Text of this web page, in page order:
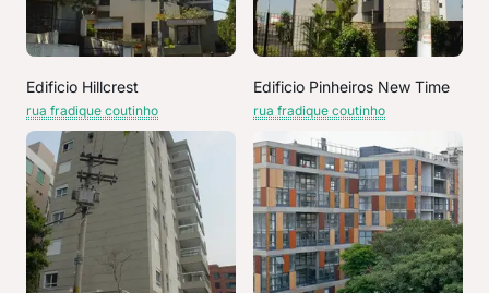
Edificio Hillcrest
rua fradique coutinho
Edificio Pinheiros New Time
rua fradique coutinho